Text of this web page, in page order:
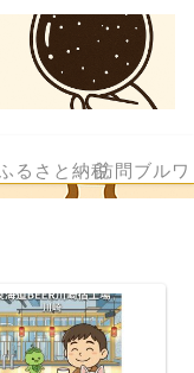
るさと納税訪問ブル